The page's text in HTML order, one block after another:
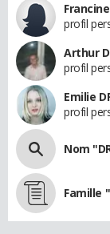
Francine
profil
Arthur
profil
Emilie
profil
Nom
Famille